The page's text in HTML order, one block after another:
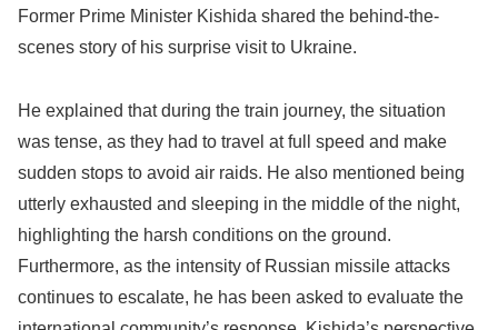
Former Prime Minister Kishida shared the behind-the-
scenes story of his surprise visit to Ukraine.
He explained that during the train journey, the situation
was tense, as they had to travel at full speed and make
sudden stops to avoid air raids. He also mentioned being
utterly exhausted and sleeping in the middle of the night,
highlighting the harsh conditions on the ground.
Furthermore, as the intensity of Russian missile attacks
continues to escalate, he has been asked to evaluate the